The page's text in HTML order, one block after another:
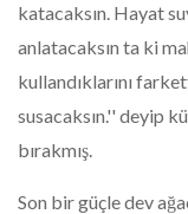
katacaksın. Hayat
anlatacaksın ta ki
kullandıklarını
susacaksın.'' deyip
bırakmış.
Son bir güçle dev